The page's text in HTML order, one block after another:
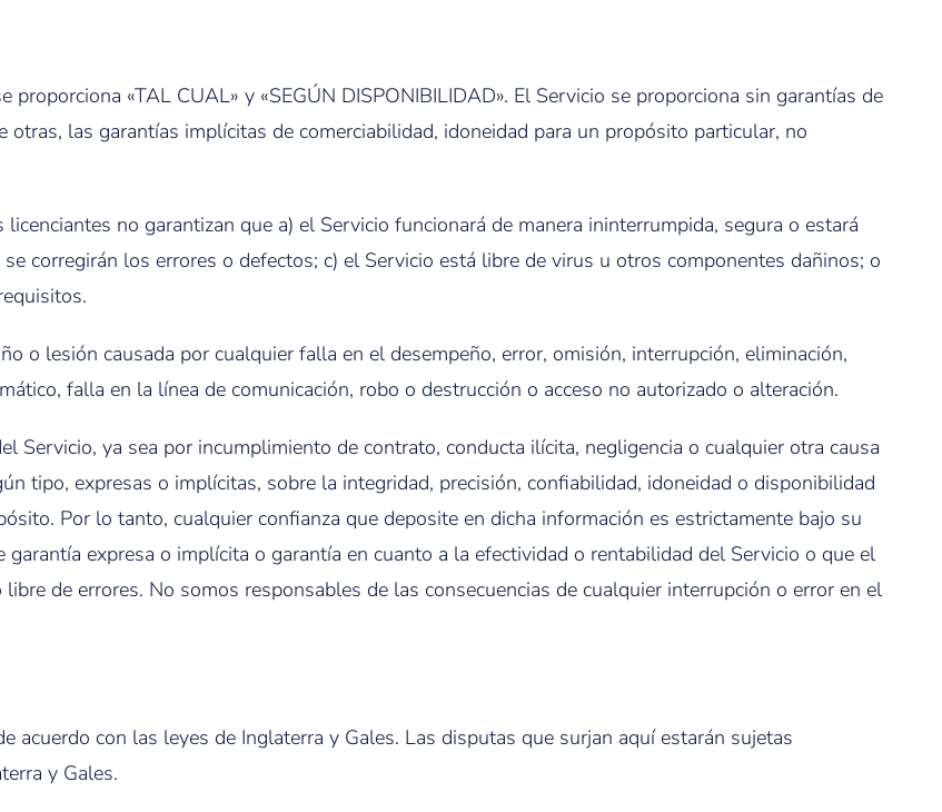
«TAL CUAL» y «SEGÚN DISPONIBILIDAD». El Servicio se proporciona sin garantías de
las garantías implícitas de comerciabilidad, idoneidad para un propósito particular, no
no garantizan que a) el Servicio funcionará de manera ininterrumpida, segura o estará
corregirán los errores o defectos; c) el Servicio está libre de virus u otros componentes dañinos; o
o lesión causada por cualquier falla en el desempeño, error, omisión, interrupción, eliminación,
falla en la línea de comunicación, robo o destrucción o acceso no autorizado o alteración.
Servicio, ya sea por incumplimiento de contrato, conducta ilícita, negligencia o cualquier otra causa
tipo, expresas o implícitas, sobre la integridad, precisión, confiabilidad, idoneidad o disponibilidad
Por lo tanto, cualquier confianza que deposite en dicha información es estrictamente bajo su
expresa o implícita o garantía en cuanto a la efectividad o rentabilidad del Servicio o que el
de errores. No somos responsables de las consecuencias de cualquier interrupción o error en el
acuerdo con las leyes de Inglaterra y Gales. Las disputas que surjan aquí estarán sujetas
y Gales.